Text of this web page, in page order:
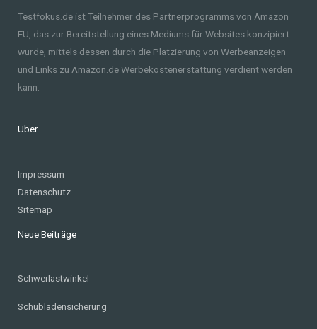
Testfokus.de ist Teilnehmer des Partnerprogramms von Amazon
EU, das zur Bereitstellung eines Mediums für Websites konzipiert
wurde, mittels dessen durch die Platzierung von Werbeanzeigen
und Links zu Amazon.de Werbekostenerstattung verdient werden
kann.
Über
Impressum
Datenschutz
Sitemap
Neue Beiträge
Schwerlastwinkel
Schubladensicherung